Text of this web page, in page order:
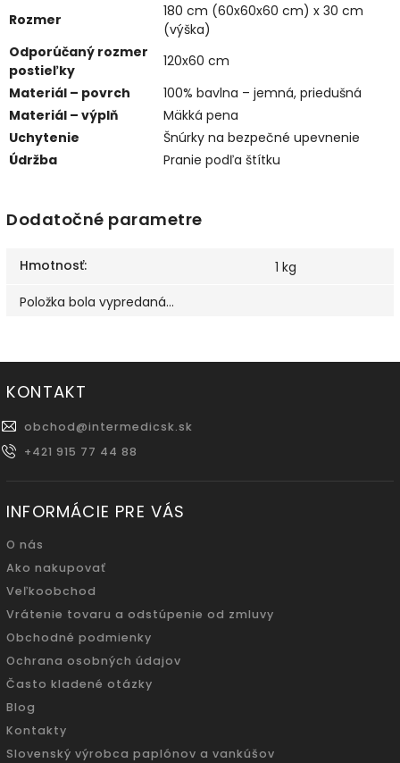
Rozmer
180 cm (60x60x60 cm) x 30 cm
(výška)
Odporúčaný rozmer
postieľky
120x60 cm
Materiál – povrch
100% bavlna – jemná, priedušná
Materiál – výplň
Mäkká pena
Uchytenie
Šnúrky na bezpečné upevnenie
Údržba
Pranie podľa štítku
Dodatočné parametre
Hmotnosť:
1 kg
Položka bola vypredaná…
KONTAKT
obchod@intermedicsk.sk
+421 915 77 44 88
INFORMÁCIE PRE VÁS
O nás
Ako nakupovať
Veľkoobchod
Vrátenie tovaru a odstúpenie od zmluvy
Obchodné podmienky
Ochrana osobných údajov
Často kladené otázky
Blog
Kontakty
Slovenský výrobca paplónov a vankúšov